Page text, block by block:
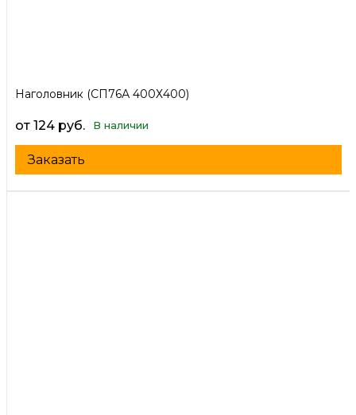
Наголовник (СП76А 400Х400)
от 124 руб. В наличии
Заказать